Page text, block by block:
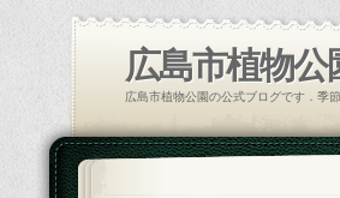
広島市植物
広島市植物公園の公式ブログです．季